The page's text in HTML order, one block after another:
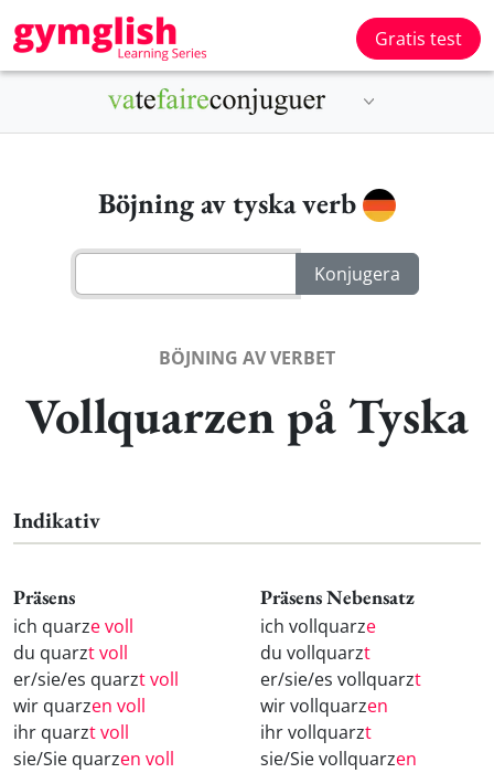
Gratis test
Böjning av tyska verb
BÖJNING AV VERBET
Vollquarzen på Tyska
Indikativ
Präsens
ich quarze voll
du quarzt voll
er/sie/es quarzt voll
wir quarzen voll
ihr quarzt voll
sie/Sie quarzen voll
Präsens Nebensatz
ich vollquarze
du vollquarzt
er/sie/es vollquarzt
wir vollquarzen
ihr vollquarzt
sie/Sie vollquarzen